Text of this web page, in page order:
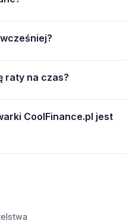
raty na czas?
CoolFinance.pl jest